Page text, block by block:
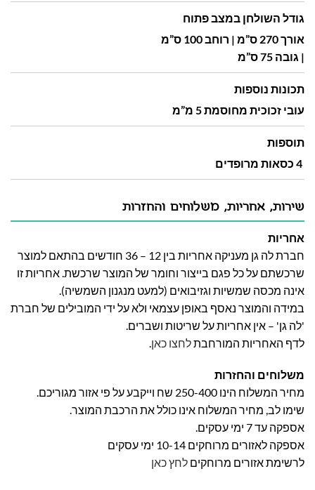
גודל השולחן במצב פתוח
אורך 270 ס”מ | רוחב 100 ס”מ
| גובה 75 ס”מ
תכונות נוספות
עובי זכוכית מחוסמת 5 מ”מ
תוספות
שירות, אחריות, משלוחים והחזרות
אחריות
חברת לה גן מעניקה אחריות בין 12 – 36 חודשים בהתאם למוצר
שרכשתם על כל פגם בייצור וחומר של המוצר שרכשת. אחריות זו
אינה מכסה שמשיות וגזיבואים (למעט מנגנון השמשיה).
במידה והמוצר נאסף באופן עצמאי ולא על ידי המובילים של חברת
'לה גן' – אין אחריות על שריטות ושברים.
לדף האחריות המורחבתלחצו כאן.
משלוחים והחזרות
מחיר המשלוח הינו 250-400 שח וייקבע על פי אזור מגוריכם.
שימו לב, מחיר המשלוח אינו כולל את הרכבת המוצר.
אספקה עד 7 ימי עסקים.
אספקה לאזורים מרוחקים 10-14 ימי עסקים
לרשימת אזורים מרוחקים לחץ כאן